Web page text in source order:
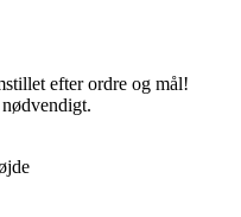
efter ordre og mål!